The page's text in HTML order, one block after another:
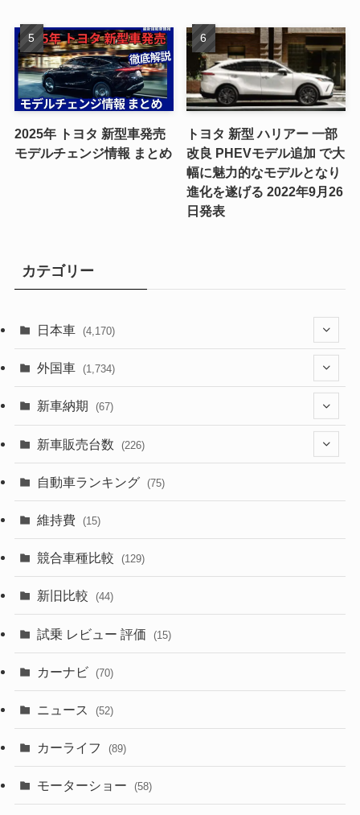
2025年 トヨタ 新型車発売
モデルチェンジ情報 まとめ
トヨタ 新型 ハリアー 一部
改良 PHEVモデル追加 で大
幅に魅力的なモデルとなり
進化を遂げる 2022年9月26
日発表
カテゴリー
日本車 (4,170)
(1,320)
(329)
(356)
(328)
(253)
外国車 (1,734)
(242)
(85)
(84)
(50)
(43)
(6)
(9)
(58)
(28)
(27)
(26)
新車納期 (67)
(28)
(8)
(3)
(3)
(1)
新車販売台数 (226)
(21)
(5)
(7)
自動車ランキング (75)
維持費 (15)
競合車種比較 (129)
新旧比較 (44)
試乗 レビュー 評価 (15)
カーナビ (70)
ニュース (52)
カーライフ (89)
モーターショー (58)